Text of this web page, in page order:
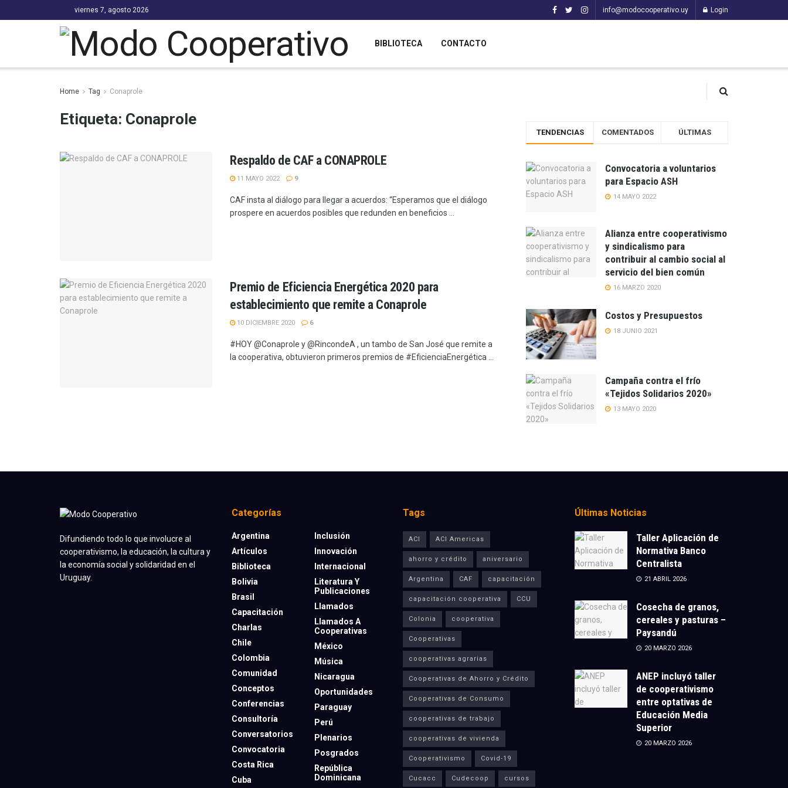
viernes 7, agosto 2026 info@modocooperativo.uy Login
BIBLIOTECA CONTACTO
Home Tag Conaprole
Etiqueta: Conaprole
Respaldo de CAF a CONAPROLE
11 MAYO 2022 9
CAF insta al diálogo para llegar a acuerdos: “Esperamos que el diálogo
prospere en acuerdos posibles que redunden en beneficios ...
Premio de Eficiencia Energética 2020 para
establecimiento que remite a Conaprole
10 DICIEMBRE 2020 6
#HOY @Conaprole y @RincondeA , un tambo de San José que remite a
la cooperativa, obtuvieron primeros premios de #EficienciaEnergética ...
TENDENCIAS COMENTADOS ÚLTIMAS
Convocatoria a voluntarios
para Espacio ASH
14 MAYO 2022
Alianza entre cooperativismo
y sindicalismo para
contribuir al cambio social al
servicio del bien común
16 MARZO 2020
Costos y Presupuestos
18 JUNIO 2021
Campaña contra el frío
«Tejidos Solidarios 2020»
13 MAYO 2020
Difundiendo todo lo que involucre al
cooperativismo, la educación, la cultura y
la economía social y solidaridad en el
Uruguay.
Categorías
Argentina
Artículos
Biblioteca
Bolivia
Brasil
Capacitación
Charlas
Chile
Colombia
Comunidad
Conceptos
Conferencias
Consultoría
Conversatorios
Convocatoria
Costa Rica
Cuba
Inclusión
Innovación
Internacional
Literatura Y
Publicaciones
Llamados
Llamados A
Cooperativas
México
Música
Nicaragua
Oportunidades
Paraguay
Perú
Plenarios
Posgrados
República
Dominicana
Tags
ACI ACI Americas
ahorro y crédito aniversario
Argentina CAF capacitación
capacitación cooperativa CCU
Colonia cooperativa
Cooperativas
cooperativas agrarias
Cooperativas de Ahorro y Crédito
Cooperativas de Consumo
cooperativas de trabajo
cooperativas de vivienda
Cooperativismo Covid-19
Cucacc Cudecoop cursos
Últimas Noticias
Taller Aplicación de
Normativa Banco
Centralista
21 ABRIL 2026
Cosecha de granos,
cereales y pasturas –
Paysandú
20 MARZO 2026
ANEP incluyó taller
de cooperativismo
entre optativas de
Educación Media
Superior
20 MARZO 2026